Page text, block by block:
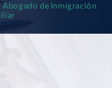
Abogado de Inmigración